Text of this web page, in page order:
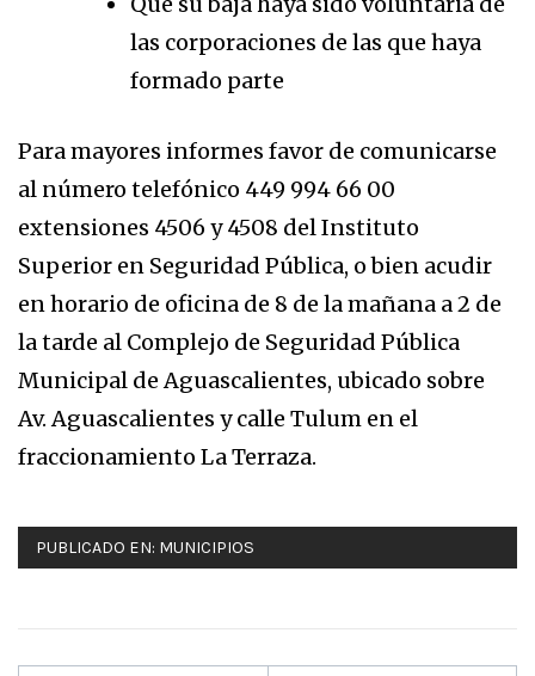
las corporaciones de las que haya
formado parte
Para mayores informes favor de comunicarse
al número telefónico 449 994 66 00
extensiones 4506 y 4508 del Instituto
Superior en Seguridad Pública, o bien acudir
en horario de oficina de 8 de la mañana a 2 de
la tarde al Complejo de Seguridad Pública
Municipal de Aguascalientes, ubicado sobre
Av. Aguascalientes y calle Tulum en el
fraccionamiento La Terraza.
PUBLICADO EN: MUNICIPIOS